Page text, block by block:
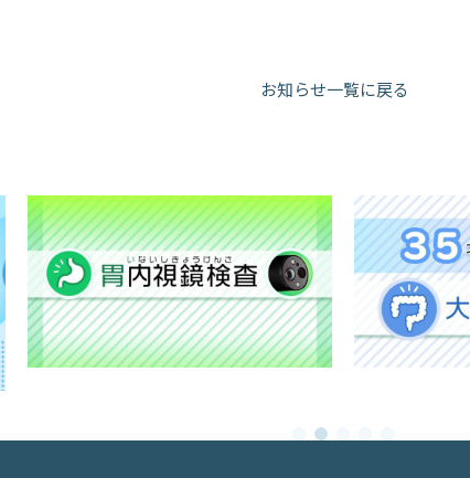
お知らせ一覧に戻る
1 2 3 4 5